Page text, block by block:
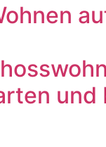
und